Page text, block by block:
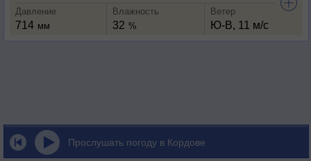
Давление
714 мм
Влажность
32 %
Ветер
Ю-В, 11 м/с
Прослушать погоду в Кордове